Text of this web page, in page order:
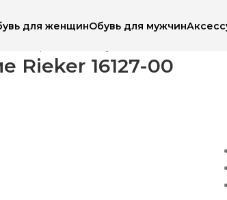
для женщинОбувь для мужчин
Rieker 16127-00